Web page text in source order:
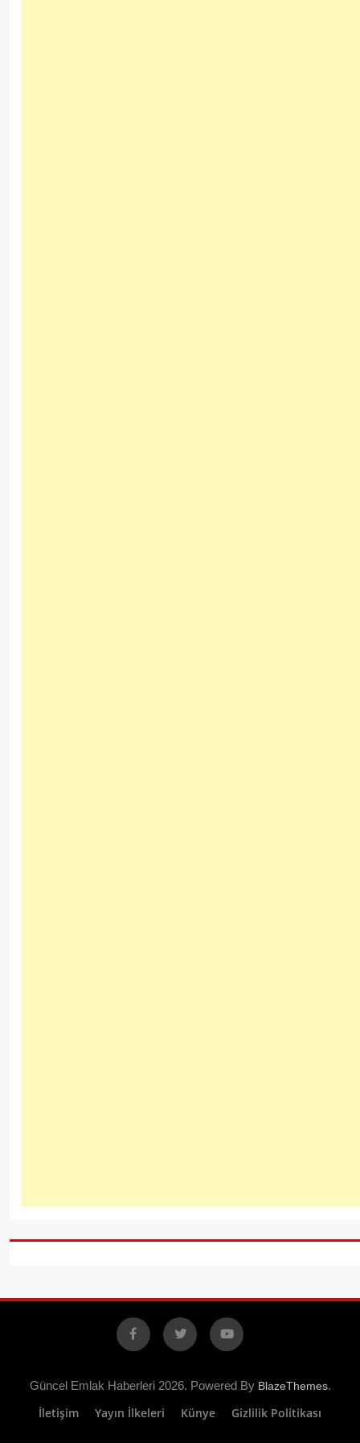
Facebook
X YouTube
Güncel Emlak Haberleri 2026. Powered By BlazeThemes.
İletişim Yayın İlkeleri Künye Gizlilik Politikası